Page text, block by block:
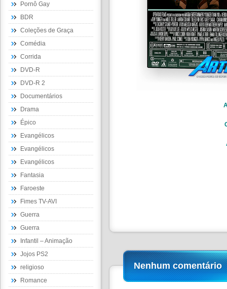
Pornô Gay
BDR
Coleções de Graça
Comédia
Corrida
DVD-R
DVD-R 2
Documentários
Drama
Épico
Evangélicos
Evangélicos
Evangélicos
Fantasia
Faroeste
Fimes TV-AVI
Guerra
Guerra
Infantil – Animação
Jojos PS2
religioso
Romance
Nenhum comentário